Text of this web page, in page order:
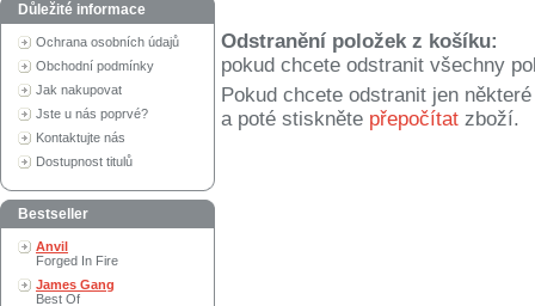
Důležité informace
Ochrana osobních údajů
Obchodní podmínky
Jak nakupovat
Jste u nás poprvé?
Kontaktujte nás
Dostupnost titulů
Bestseller
Anvil
Forged In Fire
James Gang
Best Of
Odstranění položek z košíku:
pokud chcete odstranit všechny
Pokud chcete odstranit jen
a poté stiskněte přepočítat zboží.